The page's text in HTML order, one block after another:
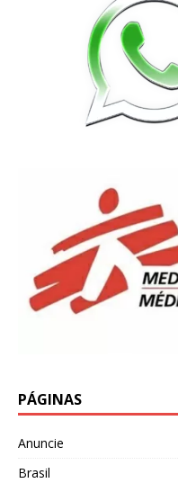
PÁGINAS
Anuncie
Brasil